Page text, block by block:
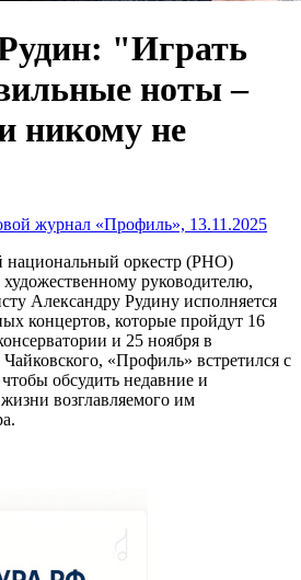
"Играть
ноты –
никому не
журнал «Профиль», 13.11.2025
национальный оркестр (РНО)
художественному руководителю,
Александру Рудину исполняется
концертов, которые пройдут 16
и 25 ноября в
«Профиль» встретился с
обсудить недавние и
возглавляемого им